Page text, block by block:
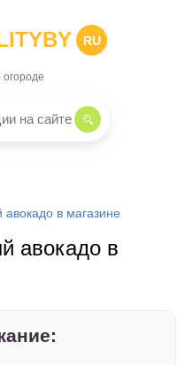
RU
в магазине
авокадо в